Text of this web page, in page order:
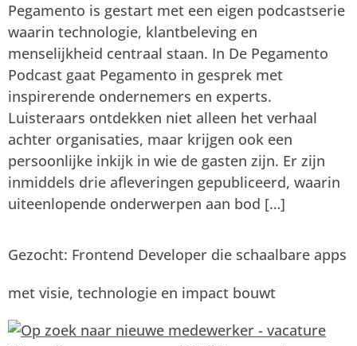
Pegamento is gestart met een eigen podcastserie
waarin technologie, klantbeleving en
menselijkheid centraal staan. In De Pegamento
Podcast gaat Pegamento in gesprek met
inspirerende ondernemers en experts.
Luisteraars ontdekken niet alleen het verhaal
achter organisaties, maar krijgen ook een
persoonlijke inkijk in wie de gasten zijn. Er zijn
inmiddels drie afleveringen gepubliceerd, waarin
uiteenlopende onderwerpen aan bod […]
Gezocht: Frontend Developer die schaalbare apps
met visie, technologie en impact bouwt